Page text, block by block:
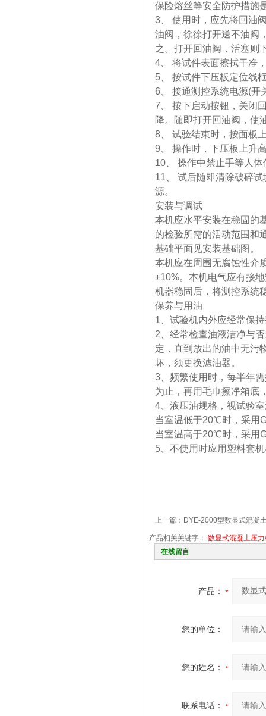
保险熔丝等安全防护措施
3、 使用时，应先将回油
油阀，徐徐打开送不油阀
之。打开回油阀，活塞则
4、 将试件表面擦拭干净
5、 按试件下压板定位线
6、 接通测控系统电源(开
7、 按下启动按钮，关闭
降。随即打开回油阀，使
8、 试验结束时，按面板
9、 操作时，下压板上升
10、 操作中禁止手等人
11、 试后随即清除破碎
源。
安装与调试
本机应水平安装在稳固的
的检验所需的活动范围和
基础平面见安装基础图。
本机应在周围无腐蚀性介
±10%。本机电气应有接
机器稳固后，将测控系统
保养与用油
1、试验机内外应经常保
2、经常检查油液洁净与
定，直到放出的油中无污
坏，须更换滤油器。
3、频繁使用时，每半年
为止，再用毛巾擦净箱底
4、液压油规格，视试验
当室温低于20℃时，采用
当室温高于20℃时，采用
5、不使用时应用塑料套
上一篇： DYE-2000型数显式混凝
产品相关关键字： 数显式混凝土压
在线留言
产品：
您的单位：
您的姓名：
联系电话：